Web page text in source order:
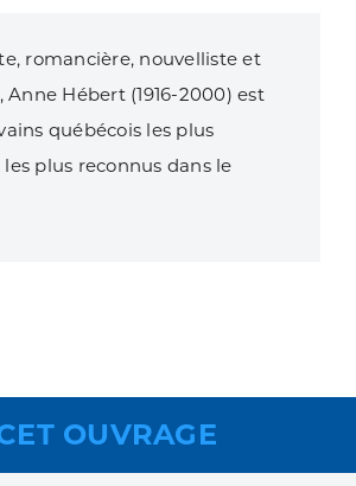
romancière, nouvelliste et
Hébert (1916-2000) est
québécois les plus
plus reconnus dans le
OUVRAGE